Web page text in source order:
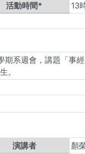
活動時間* 13
系週會，講題「事
。
演講者
顏